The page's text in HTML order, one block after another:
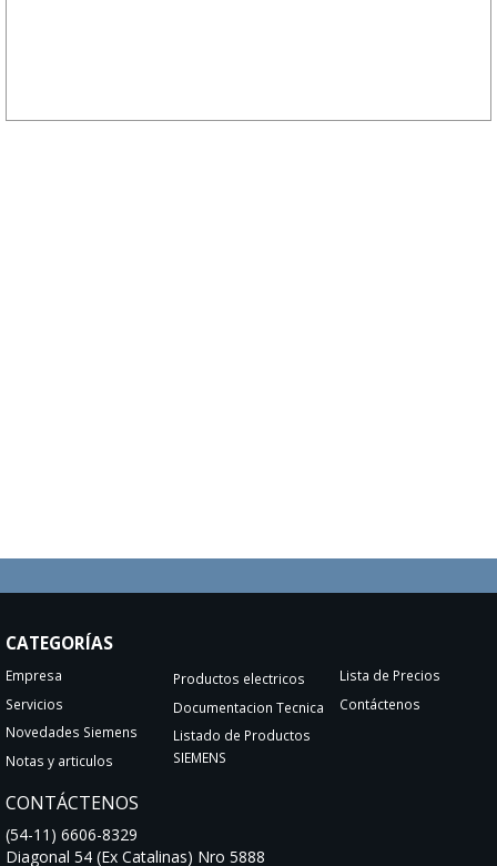
CATEGORÍAS
Empresa
Servicios
Novedades Siemens
Notas y articulos
Productos electricos
Documentacion Tecnica
Listado de Productos
SIEMENS
Lista de Precios
Contáctenos
CONTÁCTENOS
(54-11) 6606-8329
Diagonal 54 (Ex Catalinas) Nro 5888